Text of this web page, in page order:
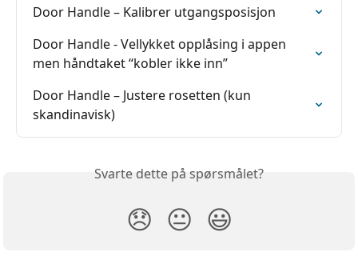
Door Handle – Kalibrer utgangsposisjon
Door Handle - Vellykket opplåsing i appen
men håndtaket “kobler ikke inn”
Door Handle – Justere rosetten (kun
skandinavisk)
Svarte dette på spørsmålet?
😞 😐 😃